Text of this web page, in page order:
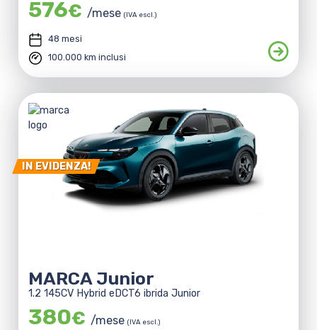
576€ /mese (IVA escl.)
48 mesi
100.000 km inclusi
IN EVIDENZA!
MARCA Junior
1.2 145CV Hybrid eDCT6 ibrida Junior
380€ /mese (IVA escl.)